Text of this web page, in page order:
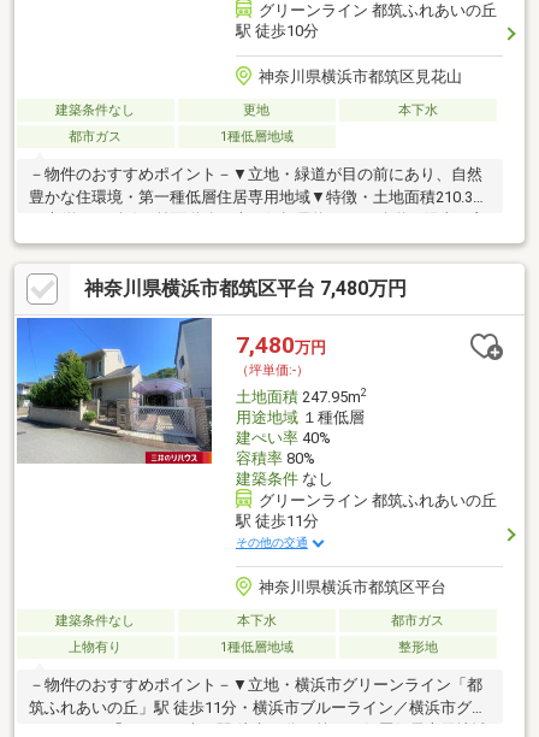
グリーンライン 都筑ふれあいの丘
駅 徒歩10分
神奈川県横浜市都筑区見花山
建築条件なし 更地
本下水
都市ガス
1種低層地域
－物件のおすすめポイント－▼立地・緑道が目の前にあり、自然
豊かな住環境・第一種低層住居専用地域▼特徴・土地面積210.31
好・接道間口は約12.2mあり、複数台の駐車スペースの設置も検
討可能・お好みのハウスメーカー・工務店を選択できます・現況
古家有、解体後更地にてお引渡し▼周辺環境・ファミリーマート
都筑富士見が丘店 徒歩5分(約330m)・横浜市立川和東小学校 徒歩
7分(約525m)■ ご希望の住まい探しをお手伝いします
━━━━━・・・物件の詳細・ご相談はお気軽にお問い合わせく
ださい。
神奈川県横浜市都筑区平台 7,480万円
7,480万円
（坪単価:-）
土地面積247.95m2
用途地域１種低層
建ぺい率40%
容積率80%
建築条件なし
グリーンライン 都筑ふれあいの丘
駅 徒歩11分
その他の交通
神奈川県横浜市都筑区平台
建築条件なし 本下水
都市ガス
上物有り
1種低層地域 整形地
－物件のおすすめポイント－▼立地・横浜市グリーンライン「都
筑ふれあいの丘」駅 徒歩11分・横浜市ブルーライン／横浜市グリ